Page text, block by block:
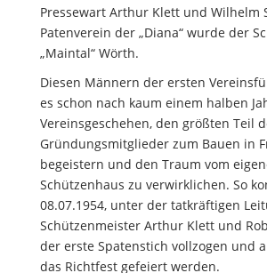
Pressewart Arthur Klett und Wilhelm
Patenverein der „Diana“ wurde der
„Maintal“ Wörth.
Diesen Männern der ersten
es schon nach kaum einem halben
Vereinsgeschehen, den größten Teil
Gründungsmitglieder zum Bauen in
begeistern und den Traum vom
Schützenhaus zu verwirklichen. So
08.07.1954, unter der tatkräftigen
Schützenmeister Arthur Klett und
der erste Spatenstich vollzogen und
das Richtfest gefeiert werden.